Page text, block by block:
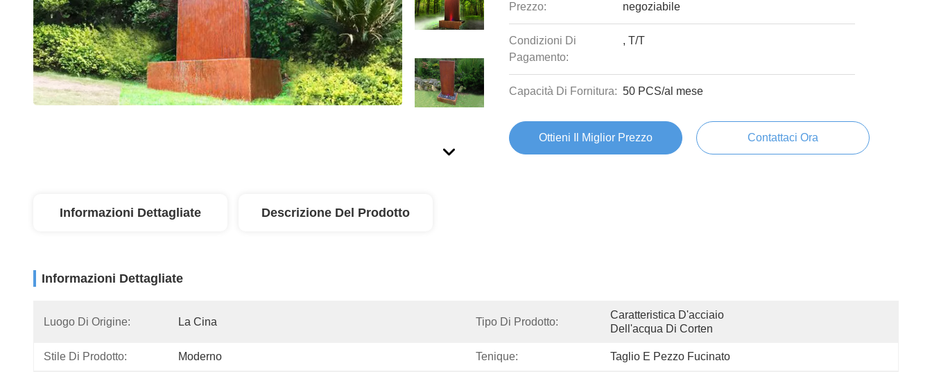
Prezzo: negoziabile
Condizioni Di
Pagamento:
, T/T
Capacità Di Fornitura: 50 PCS/al mese
Ottieni Il Miglior Prezzo Contattaci Ora
Informazioni Dettagliate Descrizione Del Prodotto
Informazioni Dettagliate
Luogo Di Origine: La Cina Tipo Di Prodotto:
Caratteristica D'acciaio
Dell'acqua Di Corten
Stile Di Prodotto: Moderno Tenique: Taglio E Pezzo Fucinato